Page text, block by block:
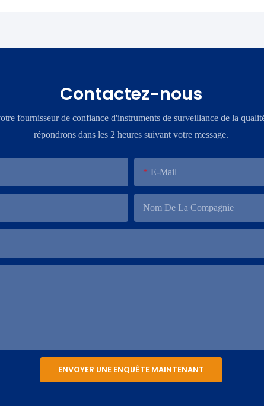
Contactez-nous
fournisseur de confiance d'instruments de surveillance de la
répondrons dans les 2 heures suivant votre message.
E-Mail
Nom De La Compagnie
ENVOYER UNE ENQUÊTE MAINTENANT